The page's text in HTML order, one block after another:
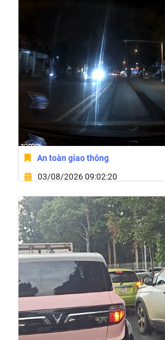
An toàn giao thông
03/08/2026 09:02:20
Phường Tân An, Tỉnh Đắk Lắk